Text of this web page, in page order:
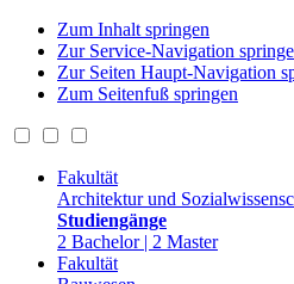
Zum Inhalt springen
Zur Service-Navigation
Zur Seiten Haupt-Navigation
Zum Seitenfuß springen
Fakultät
Architektur und
Studiengänge
2 Bachelor | 2 Master
Fakultät